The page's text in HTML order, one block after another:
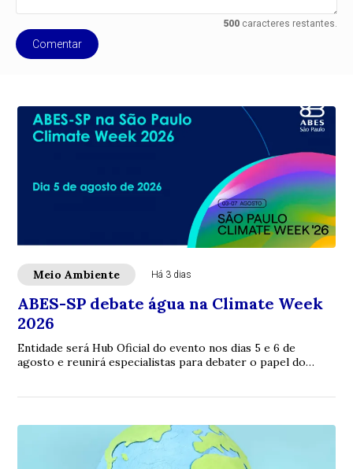
500caracteres restantes.
Comentar
Meio Ambiente Há 3 dias
ABES-SP debate água na Climate Week
2026
Entidade será Hub Oficial do evento nos dias 5 e 6 de
agosto e reunirá especialistas para debater o papel do